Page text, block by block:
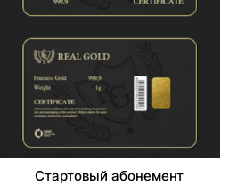
Стартовый абонемент